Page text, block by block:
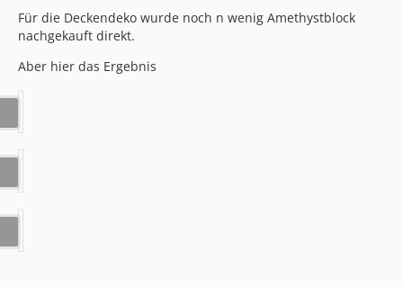
Für die Deckendeko wurde noch n wenig Amethystblock
nachgekauft direkt.
Aber hier das Ergebnis